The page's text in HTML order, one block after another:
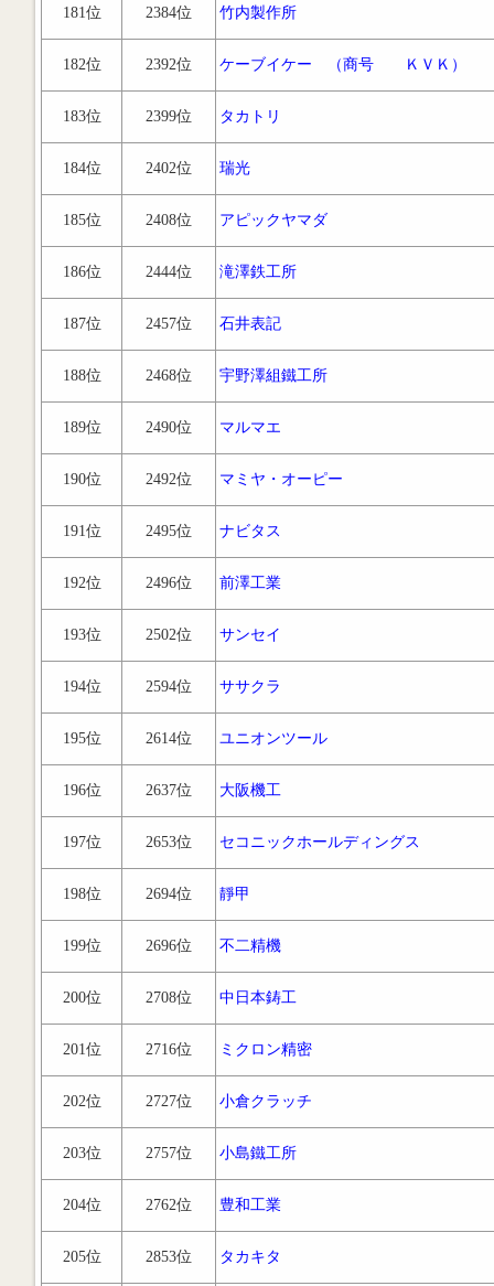
181位 2384位 竹内製作所
182位 2392位 ケーブイケー （商号 ＫＶＫ）
183位 2399位 タカトリ
184位 2402位 瑞光
185位 2408位 アピックヤマダ
186位 2444位 滝澤鉄工所
187位 2457位 石井表記
188位 2468位 宇野澤組鐵工所
189位 2490位 マルマエ
190位 2492位 マミヤ・オーピー
191位 2495位 ナビタス
192位 2496位 前澤工業
193位 2502位 サンセイ
194位 2594位 ササクラ
195位 2614位 ユニオンツール
196位 2637位 大阪機工
197位 2653位 セコニックホールディングス
198位 2694位 靜甲
199位 2696位 不二精機
200位 2708位 中日本鋳工
201位 2716位 ミクロン精密
202位 2727位 小倉クラッチ
203位 2757位 小島鐵工所
204位 2762位 豊和工業
205位 2853位 タカキタ